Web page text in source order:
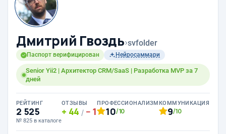
Дмитрий Гвоздь›svfolder
Паспорт верифицирован Нейросаммари
Senior Yii2 | Архитектор CRM/SaaS | Разработка MVP за 7
дней
РЕЙТИНГ
2 525
№ 825 в каталоге
ОТЗЫВЫ
44 / 1
ПРОФЕССИОНАЛИЗМ
10/10
КОММУНИКАЦИЯ
9/10